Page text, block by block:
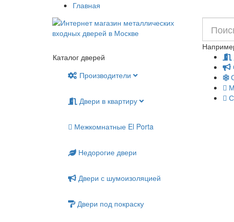
Главная
Каталог дверей
Производители
Двери в квартиру
Межкомнатные El Porta
Недорогие двери
Двери с шумоизоляцией
Двери под покраску